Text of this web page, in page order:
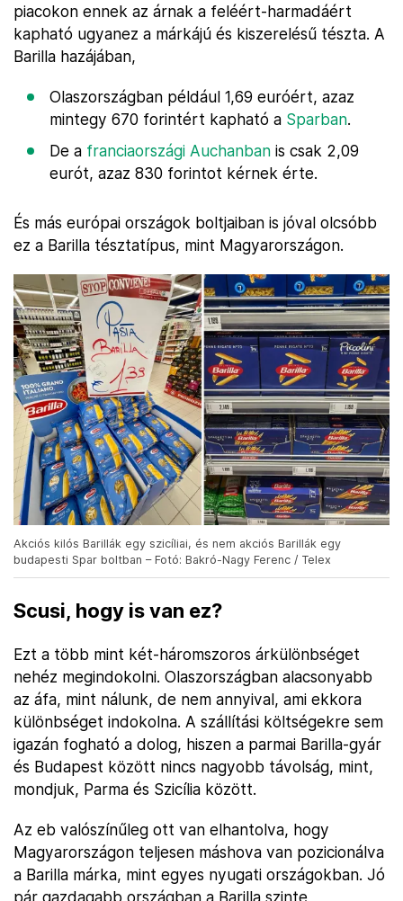
piacokon ennek az árnak a feléért-harmadáért
kapható ugyanez a márkájú és kiszerelésű tészta. A
Barilla hazájában,
Olaszországban például 1,69 euróért, azaz
mintegy 670 forintért kapható a Sparban.
De a franciaországi Auchanban is csak 2,09
eurót, azaz 830 forintot kérnek érte.
És más európai országok boltjaiban is jóval olcsóbb
ez a Barilla tésztatípus, mint Magyarországon.
Akciós kilós Barillák egy szicíliai, és nem akciós Barillák egy
budapesti Spar boltban – Fotó: Bakró-Nagy Ferenc / Telex
Scusi, hogy is van ez?
Ezt a több mint két-háromszoros árkülönbséget
nehéz megindokolni. Olaszországban alacsonyabb
az áfa, mint nálunk, de nem annyival, ami ekkora
különbséget indokolna. A szállítási költségekre sem
igazán fogható a dolog, hiszen a parmai Barilla-gyár
és Budapest között nincs nagyobb távolság, mint,
mondjuk, Parma és Szicília között.
Az eb valószínűleg ott van elhantolva, hogy
Magyarországon teljesen máshova van pozicionálva
a Barilla márka, mint egyes nyugati országokban. Jó
pár gazdagabb országban a Barilla szinte